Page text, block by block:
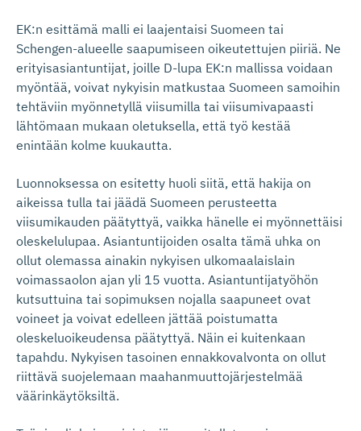
EK:n esittämä malli ei laajentaisi Suomeen tai
Schengen-alueelle saapumiseen oikeutettujen piiriä. Ne
erityisasiantuntijat, joille D-lupa EK:n mallissa voidaan
myöntää, voivat nykyisin matkustaa Suomeen samoihin
tehtäviin myönnetyllä viisumilla tai viisumivapaasti
lähtömaan mukaan oletuksella, että työ kestää
enintään kolme kuukautta.
Luonnoksessa on esitetty huoli siitä, että hakija on
aikeissa tulla tai jäädä Suomeen perusteetta
viisumikauden päätyttyä, vaikka hänelle ei myönnettäisi
oleskelulupaa. Asiantuntijoiden osalta tämä uhka on
ollut olemassa ainakin nykyisen ulkomaalaislain
voimassaolon ajan yli 15 vuotta. Asiantuntijatyöhön
kutsuttuina tai sopimuksen nojalla saapuneet ovat
voineet ja voivat edelleen jättää poistumatta
oleskeluoikeudensa päätyttyä. Näin ei kuitenkaan
tapahdu. Nykyisen tasoinen ennakkovalvonta on ollut
riittävä suojelemaan maahanmuuttojärjestelmää
väärinkäytöksiltä.